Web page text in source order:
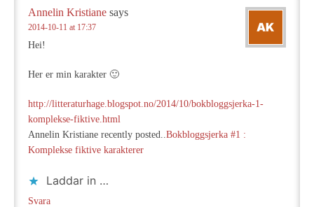
Annelin Kristiane says
2014-10-11 at 17:37
Hei!
Her er min karakter 🙂
http://litteraturhage.blogspot.no/2014/10/bokbloggsjerka-1-
komplekse-fiktive.html
Annelin Kristiane recently posted..Bokbloggsjerka #1 :
Komplekse fiktive karakterer
Laddar in …
Svara